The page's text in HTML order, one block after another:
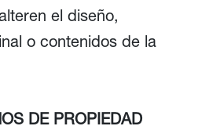
el diseño,
o contenidos de la
PROPIEDAD